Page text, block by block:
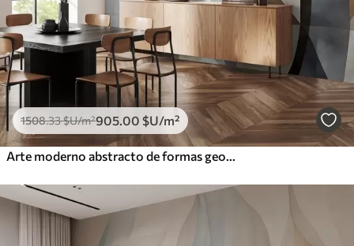
1508.33$U/m²905 .00 $U/m²